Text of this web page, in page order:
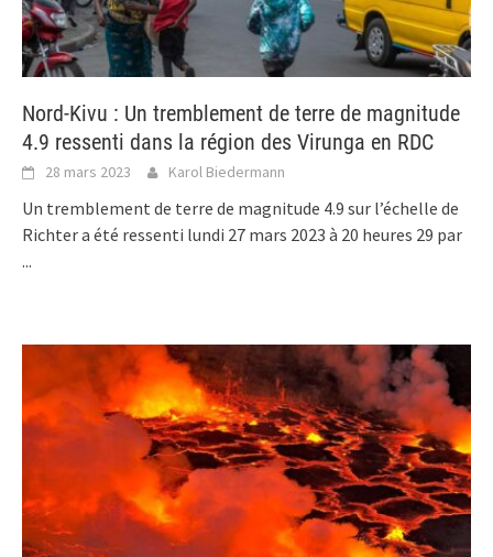
Nord-Kivu : Un tremblement de terre de magnitude
4.9 ressenti dans la région des Virunga en RDC
28 mars 2023 Karol Biedermann
Un tremblement de terre de magnitude 4.9 sur l’échelle de
Richter a été ressenti lundi 27 mars 2023 à 20 heures 29 par
...